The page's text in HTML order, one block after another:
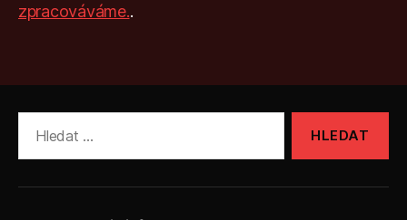
zpracováváme..
vyhledávání: